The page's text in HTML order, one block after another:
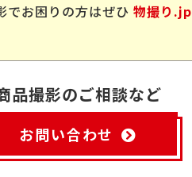
でお困りの方はぜひ 物撮り.jp
品撮影のご相談など
お問い合わせ